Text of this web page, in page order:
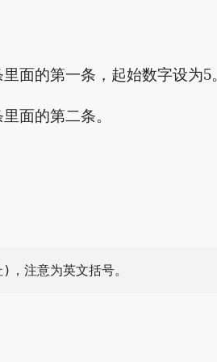
面的第一条，起始数字设为5。
面的第二条。